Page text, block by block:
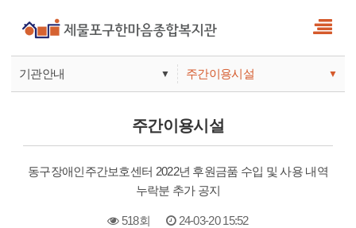
기관안내 ▼
기관안내
주간이용시설 ▼
주간보호
주간이용시설
동구장애인주간보호센터 2022년 후원금품 수입 및 사용 내역
누락분 추가 공지
518회 24-03-20 15:52